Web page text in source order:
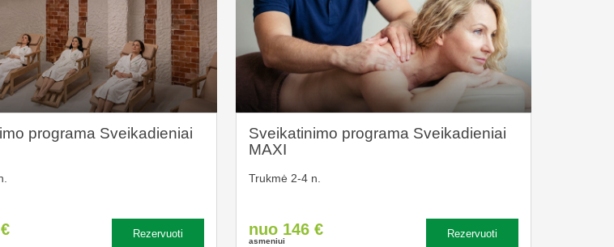
programa Sveikadieniai
Rezervuoti
Sveikatinimo programa Sveikadieniai
MAXI
Trukmė 2-4 n.
nuo 146 €
asmeniui
Rezervuoti